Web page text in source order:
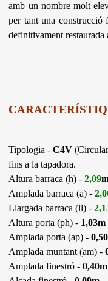
amb un nombre molt
per tant una construcció
definitivament restaurada
Tipologia -C4V
fins a la tapadora.
Altura barraca (h) -2,09
Amplada barraca (a) -
Llargada barraca (ll) -
Altura porta (ph) - 1,03m
Amplada porta (ap) -
Amplada muntant (am) -
Amplada finestró -0,40m